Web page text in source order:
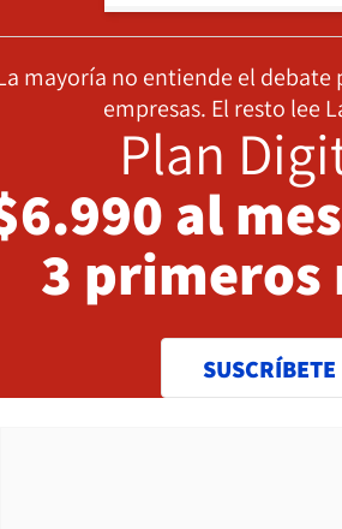
mayoría no entiende el debate
empresas. El resto lee
Plan
al
3 primeros
SUSCRÍBETE